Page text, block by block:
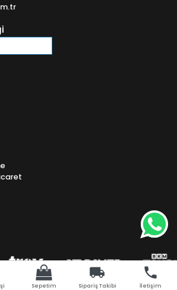
Sepetim
local_shipping
Sipariş Takibi
phone
İletişim